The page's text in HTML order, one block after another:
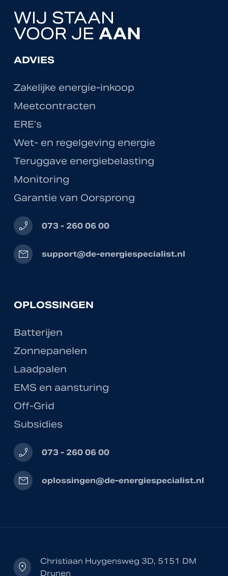
WIJ STAAN
VOOR JE AAN
ADVIES
Zakelijke energie-inkoop
Meetcontracten
ERE’s
Wet- en regelgeving energie
Teruggave energiebelasting
Monitoring
Garantie van Oorsprong
phone_enabled 073 - 260 06 00
mail support@de-energiespecialist.nl
OPLOSSINGEN
Batterijen
Zonnepanelen
Laadpalen
EMS en aansturing
Off-Grid
Subsidies
phone_enabled 073 - 260 06 00
mail oplossingen@de-energiespecialist.nl
location_on
Christiaan Huygensweg 3D, 5151 DM
Drunen